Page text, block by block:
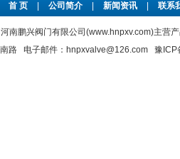
首 页 公司简介 新闻资讯 联系
河南鹏兴阀门有限公司(www.hnpxv.com)主营
路 电子邮件：hnpxvalve@126.com 豫ICP